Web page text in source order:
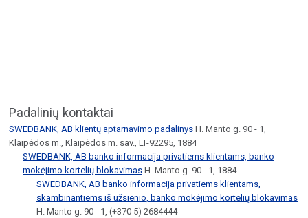
Padalinių kontaktai
SWEDBANK, AB klientų aptarnavimo padalinys H. Manto g. 90 - 1,
Klaipėdos m., Klaipėdos m. sav., LT-92295, 1884
SWEDBANK, AB banko informacija privatiems klientams, banko
mokėjimo kortelių blokavimas H. Manto g. 90 - 1, 1884
SWEDBANK, AB banko informacija privatiems klientams,
skambinantiems iš užsienio, banko mokėjimo kortelių blokavimas
H. Manto g. 90 - 1, (+370 5) 2684444